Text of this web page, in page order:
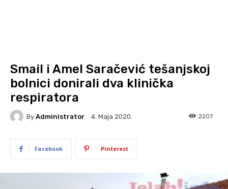
Smail i Amel Saračević tešanjskoj
bolnici donirali dva klinička
respiratora
By Administrator 4. Maja 2020. 2207
Facebook Pinterest